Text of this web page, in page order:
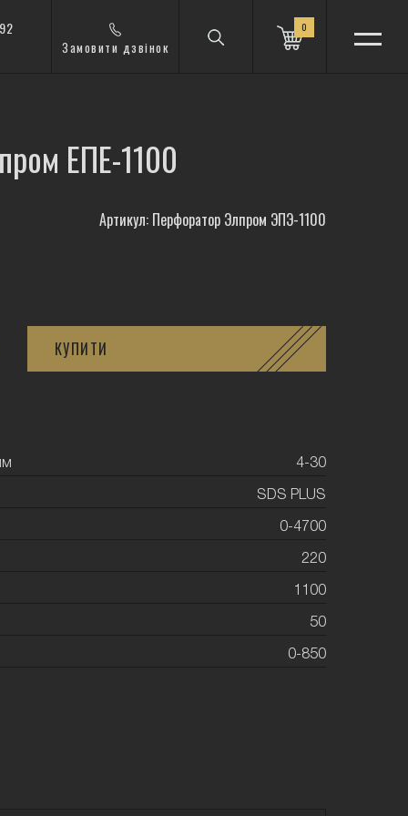
Замовити дзвінок
0
ЕПЕ-1100
Артикул: Перфоратор Элпром ЭПЭ-1100
КУПИТИ
4-30
SDS PLUS
0-4700
220
1100
50
0-850